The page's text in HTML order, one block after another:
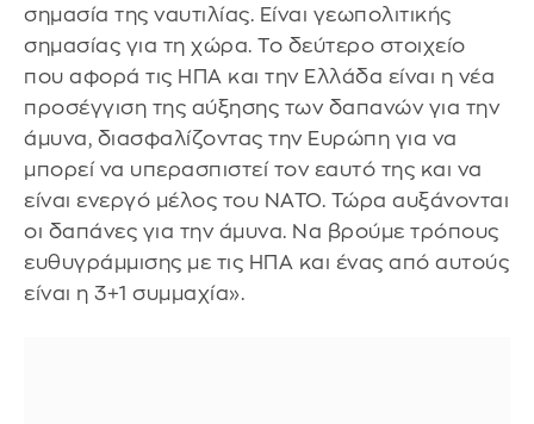
σημασία της ναυτιλίας. Είναι γεωπολιτικής
σημασίας για τη χώρα. Το δεύτερο στοιχείο
που αφορά τις ΗΠΑ και την Ελλάδα είναι η νέα
προσέγγιση της αύξησης των δαπανών για την
άμυνα, διασφαλίζοντας την Ευρώπη για να
μπορεί να υπερασπιστεί τον εαυτό της και να
είναι ενεργό μέλος του ΝΑΤΟ. Τώρα αυξάνονται
οι δαπάνες για την άμυνα. Να βρούμε τρόπους
ευθυγράμμισης με τις ΗΠΑ και ένας από αυτούς
είναι η 3+1 συμμαχία».